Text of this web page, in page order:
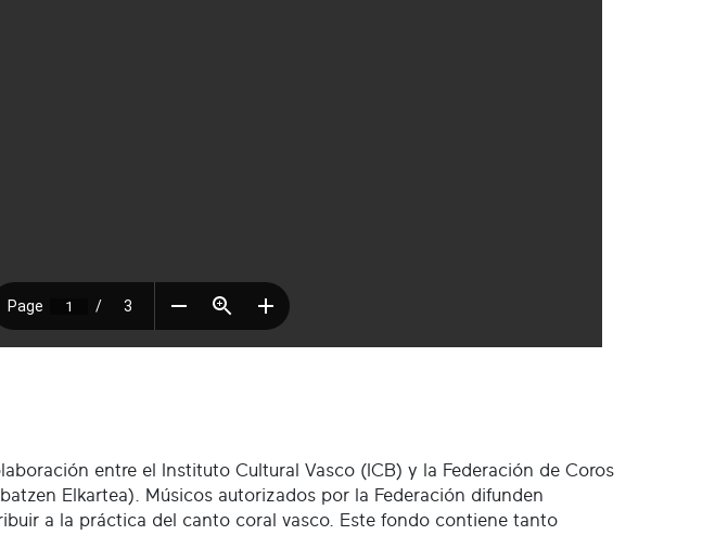
entre el Instituto Cultural Vasco (ICB) y la Federación de Coros
Elkartea). Músicos autorizados por la Federación difunden
a la práctica del canto coral vasco. Este fondo contiene tanto